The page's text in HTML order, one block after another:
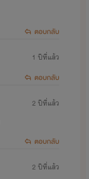
ตอบกลับ
1 ปีที่แล้ว
ตอบกลับ
2 ปีที่แล้ว
ตอบกลับ
2 ปีที่แล้ว